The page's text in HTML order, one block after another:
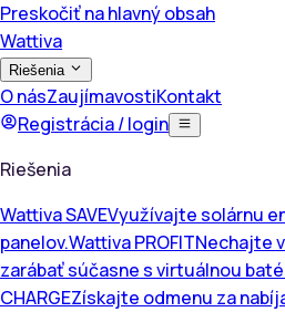
Preskočiť na hlavný obsah
Wattiva
Riešenia
O násZaujímavostiKontakt
Registrácia / login
Riešenia
Wattiva SAVEVyužívajte solárnu
panelov.Wattiva PROFITNechajte
zarábať súčasne s virtuálnou
CHARGEZískajte odmenu za